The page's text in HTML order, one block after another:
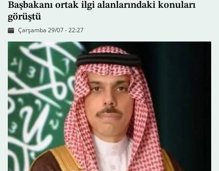
Başbakanı ortak ilgi alanlarındaki konuları
görüştü
Çarşamba 29/07 - 22:27